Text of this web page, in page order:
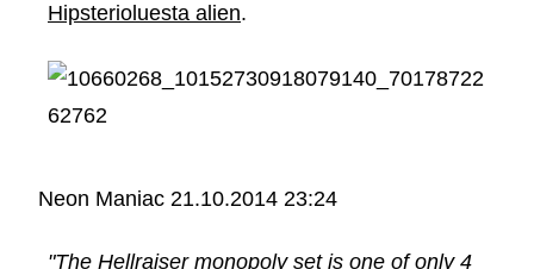
Hipsterioluesta alien.
Neon Maniac 21.10.2014 23:24
"The Hellraiser monopoly set is one of only 4